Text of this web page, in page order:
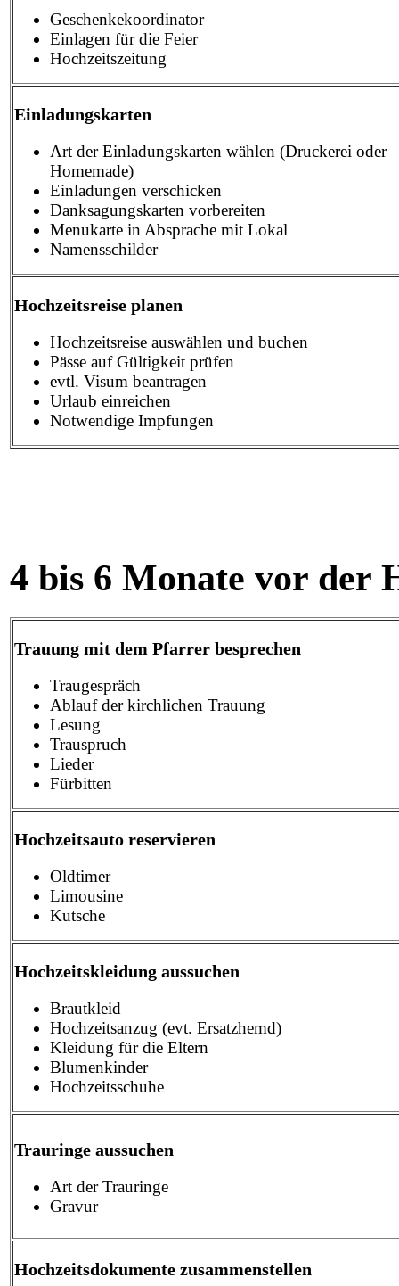
Geschenkekoordinator
Einlagen für die Feier
Hochzeitszeitung
Einladungskarten
Art der Einladungskarten wählen (Druckerei oder
Homemade)
Einladungen verschicken
Danksagungskarten vorbereiten
Menukarte in Absprache mit Lokal
Namensschilder
Hochzeitsreise planen
Hochzeitsreise auswählen und buchen
Pässe auf Gültigkeit prüfen
evtl. Visum beantragen
Urlaub einreichen
Notwendige Impfungen
4 bis 6 Monate vor der
Trauung mit dem Pfarrer besprechen
Traugespräch
Ablauf der kirchlichen Trauung
Lesung
Trauspruch
Lieder
Fürbitten
Hochzeitsauto reservieren
Oldtimer
Limousine
Kutsche
Hochzeitskleidung aussuchen
Brautkleid
Hochzeitsanzug (evt. Ersatzhemd)
Kleidung für die Eltern
Blumenkinder
Hochzeitsschuhe
Trauringe aussuchen
Art der Trauringe
Gravur
Hochzeitsdokumente zusammenstellen